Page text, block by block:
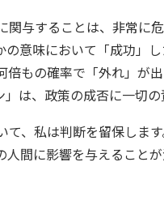
与することは、非常に
意味において「成功」し
もの確率で「外れ」が
は、政策の成否に一切の
、私は判断を留保しま
間に影響を与えること